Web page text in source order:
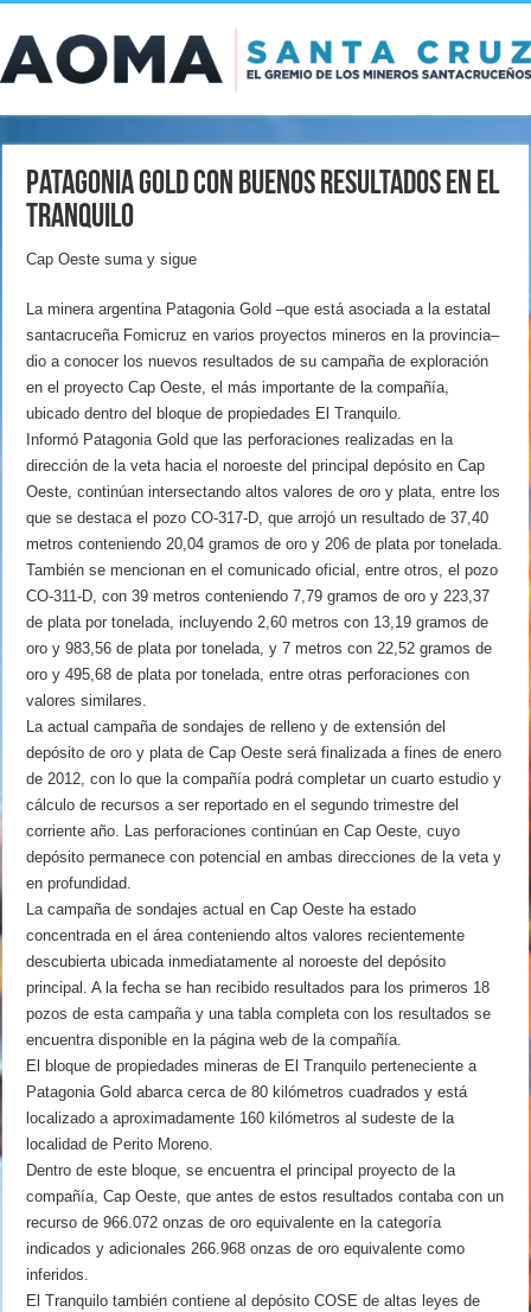
Patagonia Gold con buenos resultados en El
Tranquilo
Cap Oeste suma y sigue
La minera argentina Patagonia Gold –que está asociada a la estatal
santacruceña Fomicruz en varios proyectos mineros en la provincia–
dio a conocer los nuevos resultados de su campaña de exploración
en el proyecto Cap Oeste, el más importante de la compañía,
ubicado dentro del bloque de propiedades El Tranquilo.
Informó Patagonia Gold que las perforaciones realizadas en la
dirección de la veta hacia el noroeste del principal depósito en Cap
Oeste, continúan intersectando altos valores de oro y plata, entre los
que se destaca el pozo CO-317-D, que arrojó un resultado de 37,40
metros conteniendo 20,04 gramos de oro y 206 de plata por tonelada.
También se mencionan en el comunicado oficial, entre otros, el pozo
CO-311-D, con 39 metros conteniendo 7,79 gramos de oro y 223,37
de plata por tonelada, incluyendo 2,60 metros con 13,19 gramos de
oro y 983,56 de plata por tonelada, y 7 metros con 22,52 gramos de
oro y 495,68 de plata por tonelada, entre otras perforaciones con
valores similares.
La actual campaña de sondajes de relleno y de extensión del
depósito de oro y plata de Cap Oeste será finalizada a fines de enero
de 2012, con lo que la compañía podrá completar un cuarto estudio y
cálculo de recursos a ser reportado en el segundo trimestre del
corriente año. Las perforaciones continúan en Cap Oeste, cuyo
depósito permanece con potencial en ambas direcciones de la veta y
en profundidad.
La campaña de sondajes actual en Cap Oeste ha estado
concentrada en el área conteniendo altos valores recientemente
descubierta ubicada inmediatamente al noroeste del depósito
principal. A la fecha se han recibido resultados para los primeros 18
pozos de esta campaña y una tabla completa con los resultados se
encuentra disponible en la página web de la compañía.
El bloque de propiedades mineras de El Tranquilo perteneciente a
Patagonia Gold abarca cerca de 80 kilómetros cuadrados y está
localizado a aproximadamente 160 kilómetros al sudeste de la
localidad de Perito Moreno.
Dentro de este bloque, se encuentra el principal proyecto de la
compañía, Cap Oeste, que antes de estos resultados contaba con un
recurso de 966.072 onzas de oro equivalente en la categoría
indicados y adicionales 266.968 onzas de oro equivalente como
inferidos.
El Tranquilo también contiene al depósito COSE de altas leyes de